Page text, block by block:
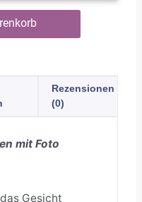
Rezensionen
(0)
mit Foto
Gesicht